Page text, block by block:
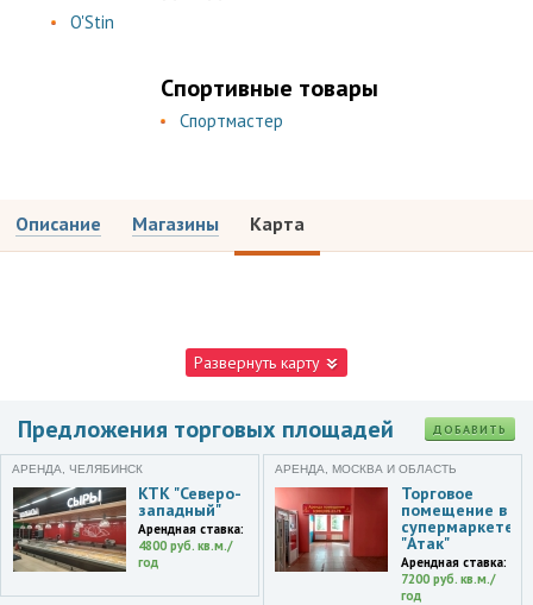
O'Stin
Спортивные товары
Спортмастер
Описание Магазины Карта
Развернуть карту
ДОБАВИТЬ
Предложения торговых площадей
АРЕНДА, ЧЕЛЯБИНСК
КТК "Северо-
западный"
Арендная ставка:
4800 руб. кв.м./
год
АРЕНДА, МОСКВА И ОБЛАСТЬ
Торговое
помещение в
супермаркете
"Атак"
Арендная ставка:
7200 руб. кв.м./
год